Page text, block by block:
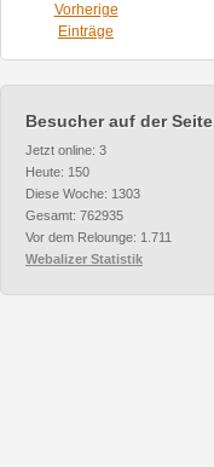
Vorherige
Einträge
Besucher auf der Seite
Jetzt online: 3
Heute: 150
Diese Woche: 1303
Gesamt: 762935
Vor dem Relounge: 1.711
Webalizer Statistik